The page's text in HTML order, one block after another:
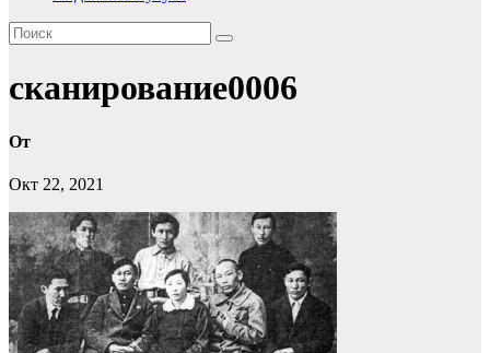
сканирование0006
От
Окт 22, 2021